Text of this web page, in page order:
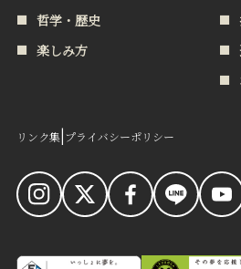
哲学・歴史
楽しみ方
リンク集|プライバシーポリシー